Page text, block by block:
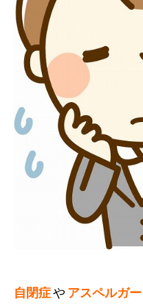
自閉症や アスペルガー